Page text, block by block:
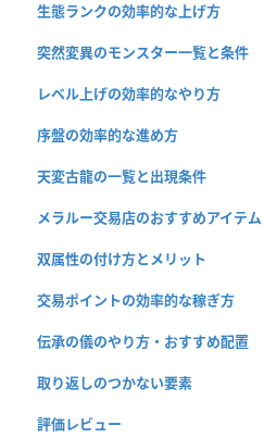
生態ランクの効率的な上げ方
突然変異のモンスター一覧と条件
レベル上げの効率的なやり方
序盤の効率的な進め方
天変古龍の一覧と出現条件
メラルー交易店のおすすめアイテム
双属性の付け方とメリット
交易ポイントの効率的な稼ぎ方
伝承の儀のやり方・おすすめ配置
取り返しのつかない要素
評価レビュー